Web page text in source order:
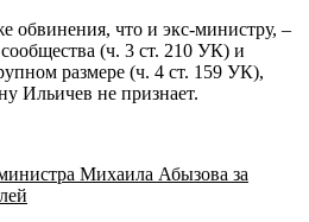
обвинения, что и экс-министру, –
(ч. 3 ст. 210 УК) и
размере (ч. 4 ст. 159 УК),
Ильичев не признает.
Михаила Абызова за